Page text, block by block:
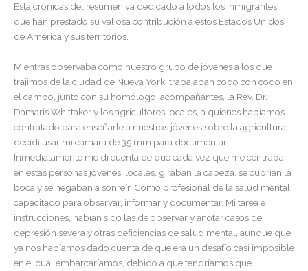
Esta crónicas del resumen va dedicado a todos los inmigrantes,
que han prestado su valiosa contribución a estos Estados Unidos
de América y sus territorios.
Mientras observaba como nuestro grupo de jóvenes a los que
trajimos de la ciudad de Nueva York, trabajaban codo con codo en
el campo, junto con su homólogo, acompañantes, la Rev. Dr.
Damaris Whittaker y los agricultores locales, a quienes habíamos
contratado para enseñarle a nuestros jóvenes sobre la agricultura,
decidí usar mi cámara de 35 mm para documentar.
Inmediatamente me di cuenta de que cada vez que me centraba
en estas personas jóvenes, locales, giraban la cabeza, se cubrían la
boca y se negaban a sonreír. Como profesional de la salud mental,
capacitado para observar, informar y documentar. Mi tarea e
instrucciones, habían sido las de observar y anotar casos de
depresión severa y otras deficiencias de salud mental, aunque que
ya nos habíamos dado cuenta de que era un desafío casi imposible
en el cual embarcaríamos, debido a que tendríamos que